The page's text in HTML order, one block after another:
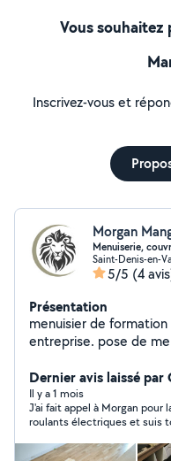
Vous souhaitez
Inscrivez-vous et
Morgan
Menuiserie,
Saint-Denis-en-
5/5 (4
Présentation
menuisier de
entreprise. pose de menuiseries ( fenêtre, porte, volet
mesure plan de travail,
l'écoute des besoins
satisfaction.
Dernier avis laissé
Il y a 1 mois
J'ai fait appel à Morgan pour
roulants électriques et suis
recommande les yeux